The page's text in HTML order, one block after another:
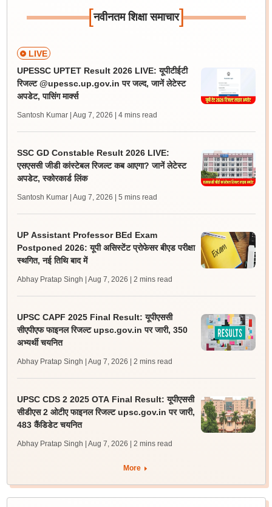
[नवीनतम शिक्षा समाचार]
LIVE
UPESSC UPTET Result 2026 LIVE: यूपीटीईटी
रिजल्ट @upessc.up.gov.in पर जल्द, जानें लेटेस्ट
अपडेट, पासिंग मार्क्स
Santosh Kumar | Aug 7, 2026 | 4 mins read
SSC GD Constable Result 2026 LIVE:
एसएससी जीडी कांस्टेबल रिजल्ट कब आएगा? जानें लेटेस्ट
अपडेट, स्कोरकार्ड लिंक
Santosh Kumar | Aug 7, 2026 | 5 mins read
UP Assistant Professor BEd Exam
Postponed 2026: यूपी असिस्टेंट प्रोफेसर बीएड परीक्षा
स्थगित, नई तिथि बाद में
Abhay Pratap Singh | Aug 7, 2026 | 2 mins read
UPSC CAPF 2025 Final Result: यूपीएससी
सीएपीएफ फाइनल रिजल्ट upsc.gov.in पर जारी, 350
अभ्यर्थी चयनित
Abhay Pratap Singh | Aug 7, 2026 | 2 mins read
UPSC CDS 2 2025 OTA Final Result: यूपीएससी
सीडीएस 2 ओटीए फाइनल रिजल्ट upsc.gov.in पर जारी,
483 कैंडिडेट चयनित
Abhay Pratap Singh | Aug 7, 2026 | 2 mins read
More